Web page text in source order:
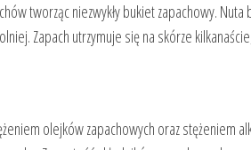
tworząc niezwykły bukiet zapachowy. Nuta
Zapach utrzymuje się na skórze
olejków zapachowych oraz stężeniem